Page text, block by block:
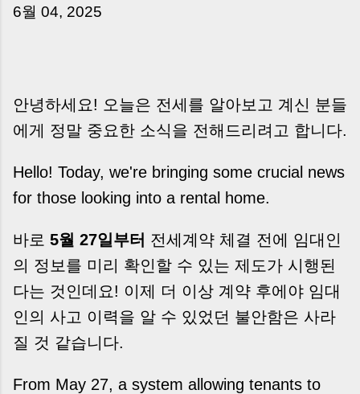
는 날’이 아니라, 수천만 원, 많게는 수억 원이 한
계약이 무산될 뻔한 아찔한 상황이 있었습니다. 또
어떤 분은 이렇게 말씀하십니다. “내 대출인데 왜
내 통장으로 안 들어오죠?” “매도인이 대출 안 갚
조’를 몰라서 생기는 걱정입니다. 그래서 오늘은
잔금일에 실제로 돈이 어떻게 움직이는지, 왜 사고
가 나는지, 그리고 무엇을 꼭 준비해야 하는지 중
개 실무 기준으로 아주 쉽게 풀어드리겠습니다. 이
글 하나만 제대로 이해하시면, 잔금일이 더 이상
두려운 날이 아니라 “내 집을 완성하는 마지막 퍼
즐” 이 될 수 있습니다. | Introduction (Tap to
expand) Have you ever thought like this?
“Closing day…...
6월 04, 2025
안녕하세요! 오늘은 전세를 알아보고 계신 분들
에게 정말 중요한 소식을 전해드리려고 합니다.
Hello! Today, we're bringing some crucial news
for those looking into a rental home.
바로 5월 27일부터 전세계약 체결 전에 임대인
의 정보를 미리 확인할 수 있는 제도가 시행된
다는 것인데요! 이제 더 이상 계약 후에야 임대
인의 사고 이력을 알 수 있었던 불안함은 사라
질 것 같습니다.
From May 27, a system allowing tenants to